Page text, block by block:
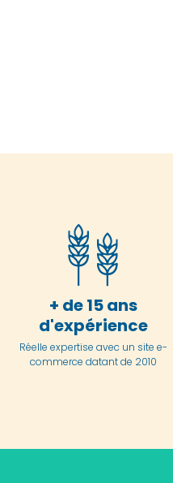
+ de 15 ans
d'expérience
Réelle expertise avec un site e-
commerce datant de 2010